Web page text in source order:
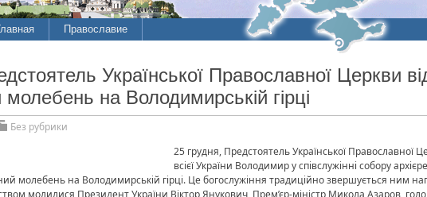
Православие
Української Православної Церкви
на Володимирській гірці
Без рубрики
25 грудня, Предстоятель Української
всієї України Володимир у співслужінні собору
молебень на Володимирській гірці. Це богослужіння традиційно звершується ним
молилися Президент України Віктор Янукович, Прем’єр-міністр Микола Азаров,